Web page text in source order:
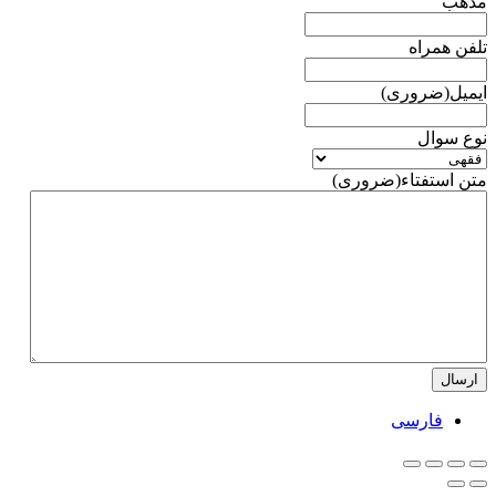
تلفن همراه
ایمیل(ضروری)
نوع سوال
متن استفتاء(ضروری)
فارسی